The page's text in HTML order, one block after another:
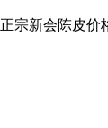
宗新会陈皮价